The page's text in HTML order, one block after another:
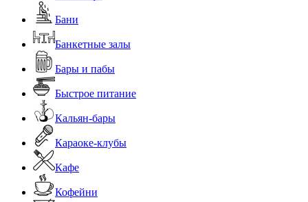
Бани
Банкетные залы
Бары и пабы
Быстрое питание
Кальян-бары
Караоке-клубы
Кафе
Кофейни